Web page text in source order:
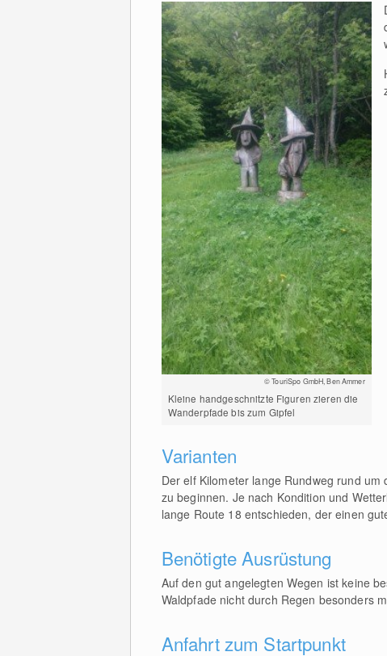
© TouriSpo GmbH, Ben Ammer
Kleine handgeschnitzte Figuren zieren die
Wanderpfade bis zum Gipfel
Varianten
Der elf Kilometer lange Rundweg rund
zu beginnen. Je nach Kondition und
lange Route 18 entschieden, der einen
Benötigte Ausrüstung
Auf den gut angelegten Wegen ist keine
Waldpfade nicht durch Regen besonders
Anfahrt zum Startpunkt